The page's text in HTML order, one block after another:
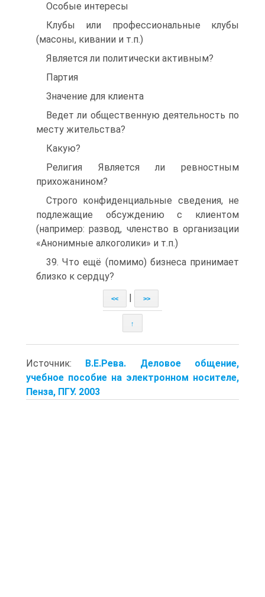
Особые интересы
Клубы или профессиональные клубы
(масоны, кивании и т.п.)
Является ли политически активным?
Партия
Значение для клиента
Ведет ли общественную деятельность по
месту жительства?
Какую?
Религия Является ли ревностным
прихожанином?
Строго конфиденциальные сведения, не
подлежащие обсуждению с клиентом
(например: развод, членство в организации
«Анонимные алкоголики» и т.п.)
39. Что ещё (помимо) бизнеса принимает
близко к сердцу?
<< >>
↑
Источник: В.Е.Рева. Деловое общение,
учебное пособие на электронном носителе,
Пенза, ПГУ. 2003